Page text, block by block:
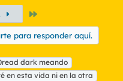
para responder aquí.
dark meando
en esta vida ni en la otra